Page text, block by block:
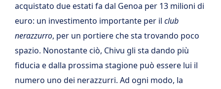
acquistato due estati fa dal Genoa per 13 milioni di
euro: un investimento importante per il club
nerazzurro, per un portiere che sta trovando poco
spazio. Nonostante ciò, Chivu gli sta dando più
fiducia e dalla prossima stagione può essere lui il
numero uno dei nerazzurri. Ad ogni modo, la